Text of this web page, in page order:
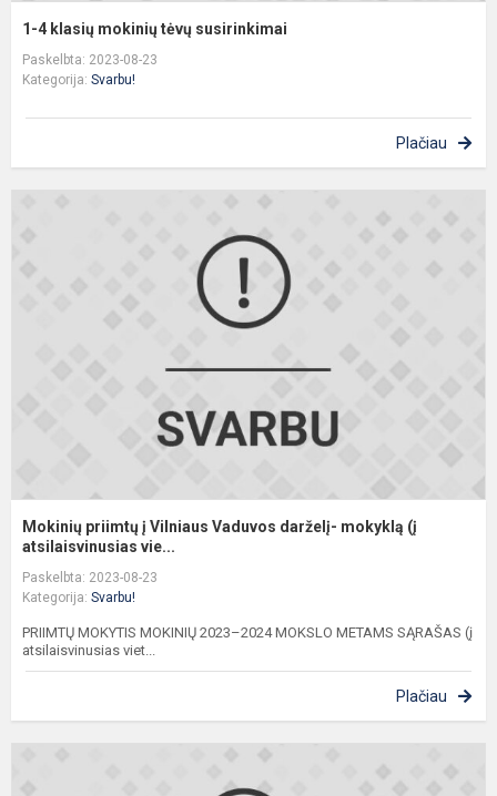
1-4 klasių mokinių tėvų susirinkimai
Paskelbta: 2023-08-23
Kategorija: Svarbu!
Plačiau
Mokinių priimtų į Vilniaus Vaduvos darželį- mokyklą (į
atsilaisvinusias vie...
Paskelbta: 2023-08-23
Kategorija: Svarbu!
PRIIMTŲ MOKYTIS MOKINIŲ 2023–2024 MOKSLO METAMS SĄRAŠAS (į
atsilaisvinusias viet...
Plačiau